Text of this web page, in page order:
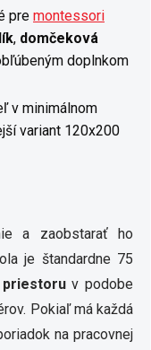
pre montessori
, domčeková
doplnkom
v minimálnom
variant 120x200
a zaobstarať ho
je štandardne 75
v podobe
Pokiaľ má každá
na pracovnej